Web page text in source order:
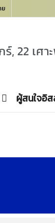
ร์, 22 เศา
ผู้สนใจอิ